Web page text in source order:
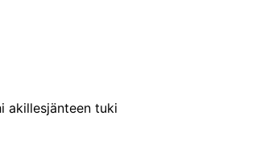
akillesjänteen tuki